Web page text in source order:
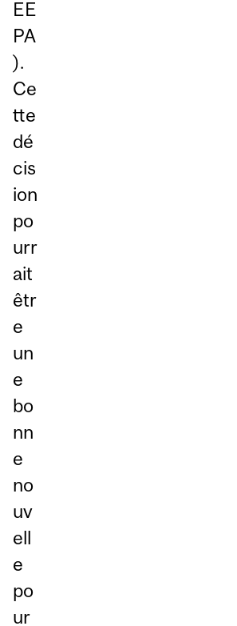
EE
PA
).
Ce
tte
dé
cis
ion
po
urr
ait
êtr
e
un
e
bo
nn
e
no
uv
ell
e
po
ur